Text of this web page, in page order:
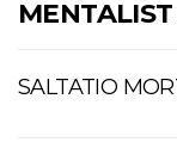
SALTATIO